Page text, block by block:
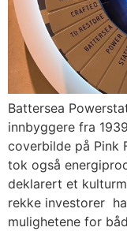
Battersea
innbyggere fra
coverbilde på Pink
tok også
deklarert et
rekke investorer
mulighetene for